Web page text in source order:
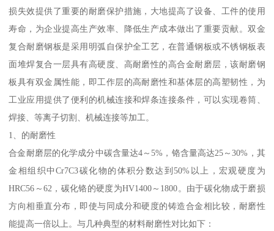
损失效提供了重要的耐磨保护措施，大地提高了设备、工件的使用
寿命，为企业提高生产效率、降低生产成本做出了重要贡献。双金
复合耐磨钢板是采用明弧自保护全工艺，在普通钢板或不锈钢板表
面堆焊复合一层具有高硬度、高耐磨性的高合金耐磨层，该耐磨钢
板具有双金属性能，即工作层的高耐磨性和基体层的高塑韧性，为
工业应用提供了便利的机械连接和焊条连接条件，可以实现卷筒、
焊接、等离子切割、机械连接等加工。
1、的耐磨性
合金耐磨层的化学成分中碳含量达4～5%，铬含量高达25～30%，其
金相组织中Cr7C3碳化物的体积分数达到50%以上，宏观硬度为
HRC56～62，碳化铬的硬度为HV1400～1800。由于碳化物成于磨损
方向相垂直分布，即使与同成分和硬度的铸造合金相比较，耐磨性
能提高一倍以上。与几种典型的材料耐磨性对比如下：